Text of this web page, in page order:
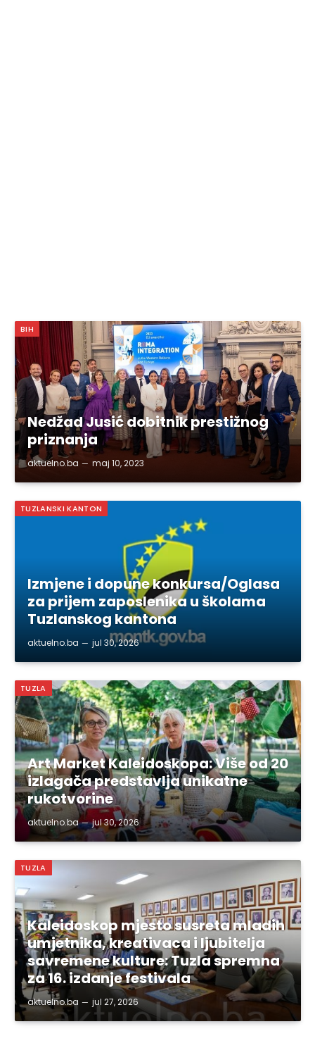
BIH
Nedžad Jusić dobitnik prestižnog
priznanja
aktuelno.ba maj 10, 2023
TUZLANSKI KANTON
Izmjene i dopune konkursa/Oglasa
za prijem zaposlenika u školama
Tuzlanskog kantona
aktuelno.ba jul 30, 2026
TUZLA
Art Market Kaleidoskopa: Više od 20
izlagača predstavlja unikatne
rukotvorine
aktuelno.ba jul 30, 2026
TUZLA
Kaleidoskop mjesto susreta mladih
umjetnika, kreativaca i ljubitelja
savremene kulture: Tuzla spremna
za 16. izdanje festivala
aktuelno.ba jul 27, 2026